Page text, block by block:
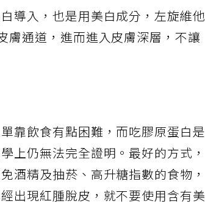
導入，也是用美白成分，左旋維他
膚通道，進而進入皮膚深層，不讓
靠飲食有點困難，而吃膠原蛋白是
上仍無法完全證明。最好的方式，
酒精及抽菸、高升糖指數的食物，
出現紅腫脫皮，就不要使用含有美